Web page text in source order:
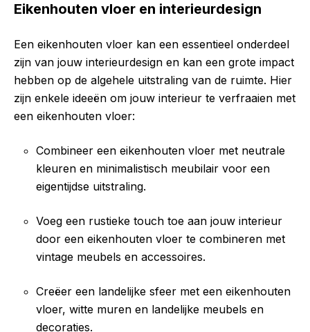
Eikenhouten vloer en interieurdesign
Een eikenhouten vloer kan een essentieel onderdeel
zijn van jouw interieurdesign en kan een grote impact
hebben op de algehele uitstraling van de ruimte. Hier
zijn enkele ideeën om jouw interieur te verfraaien met
een eikenhouten vloer:
Combineer een eikenhouten vloer met neutrale
kleuren en minimalistisch meubilair voor een
eigentijdse uitstraling.
Voeg een rustieke touch toe aan jouw interieur
door een eikenhouten vloer te combineren met
vintage meubels en accessoires.
Creëer een landelijke sfeer met een eikenhouten
vloer, witte muren en landelijke meubels en
decoraties.